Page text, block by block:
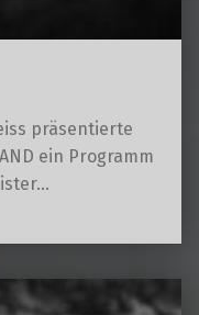
präsentierte
ein Programm